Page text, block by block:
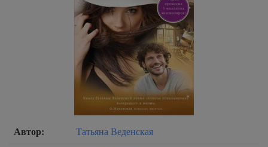
Автор: Татьяна Веденская